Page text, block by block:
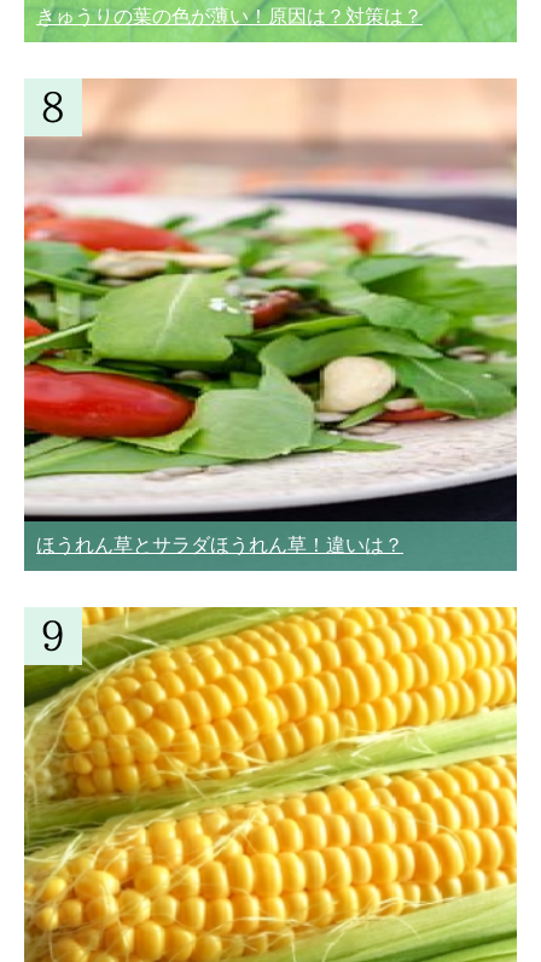
きゅうりの葉の色が薄い！原因は？対策は？
ほうれん草とサラダほうれん草！違いは？